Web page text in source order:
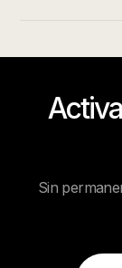
Sin